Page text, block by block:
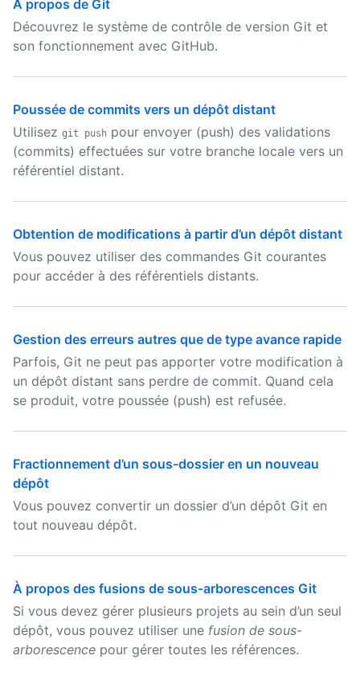
À propos de Git
Découvrez le système de contrôle de version Git et
son fonctionnement avec GitHub.
Poussée de commits vers un dépôt distant
Utilisez git push pour envoyer (push) des validations
(commits) effectuées sur votre branche locale vers un
référentiel distant.
Obtention de modifications à partir d’un dépôt distant
Vous pouvez utiliser des commandes Git courantes
pour accéder à des référentiels distants.
Gestion des erreurs autres que de type avance rapide
Parfois, Git ne peut pas apporter votre modification à
un dépôt distant sans perdre de commit. Quand cela
se produit, votre poussée (push) est refusée.
Fractionnement d’un sous-dossier en un nouveau
dépôt
Vous pouvez convertir un dossier d’un dépôt Git en
tout nouveau dépôt.
À propos des fusions de sous-arborescences Git
Si vous devez gérer plusieurs projets au sein d’un seul
dépôt, vous pouvez utiliser une fusion de sous-
arborescence pour gérer toutes les références.